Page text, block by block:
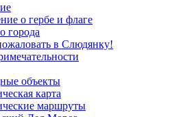
о гербе и флаге
города
в Слюдянку!
объекты
карта
маршруты